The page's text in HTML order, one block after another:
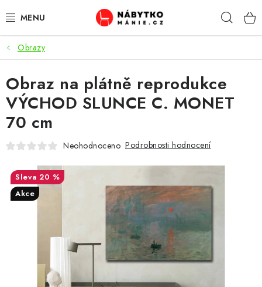
na
OBÝVACÍ POKOJ
KUCHYŇ A JÍDELNA
LOŽNICE
DĚTSKÝ POKOJ
KANCELÁŘ / PRACOVNA
KOUPELNA A WC
CHOVATELSKÉ POTŘEBY
Obrazy
Obraz na plátně reprodukce
VÝCHOD SLUNCE C. MONET
70 cm
Neohodnoceno Podrobnosti hodnocení
20 %
Akce